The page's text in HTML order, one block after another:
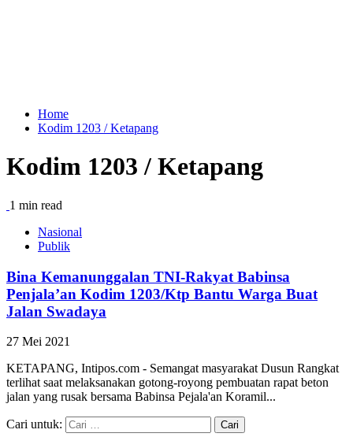
Home
Kodim 1203 / Ketapang
Kodim 1203 / Ketapang
1 min read
Nasional
Publik
Bina Kemanunggalan TNI-Rakyat Babinsa
Penjala’an Kodim 1203/Ktp Bantu Warga Buat
Jalan Swadaya
27 Mei 2021
KETAPANG, Intipos.com - Semangat masyarakat Dusun Rangkat
terlihat saat melaksanakan gotong-royong pembuatan rapat beton
jalan yang rusak bersama Babinsa Pejala'an Koramil...
Cari untuk: